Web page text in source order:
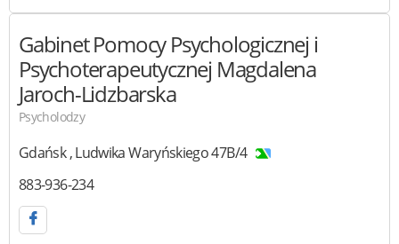
Gabinet Pomocy Psychologicznej i
Psychoterapeutycznej Magdalena
Jaroch-Lidzbarska
Psycholodzy
Gdańsk ,Ludwika Waryńskiego 47B/4
883-936-234